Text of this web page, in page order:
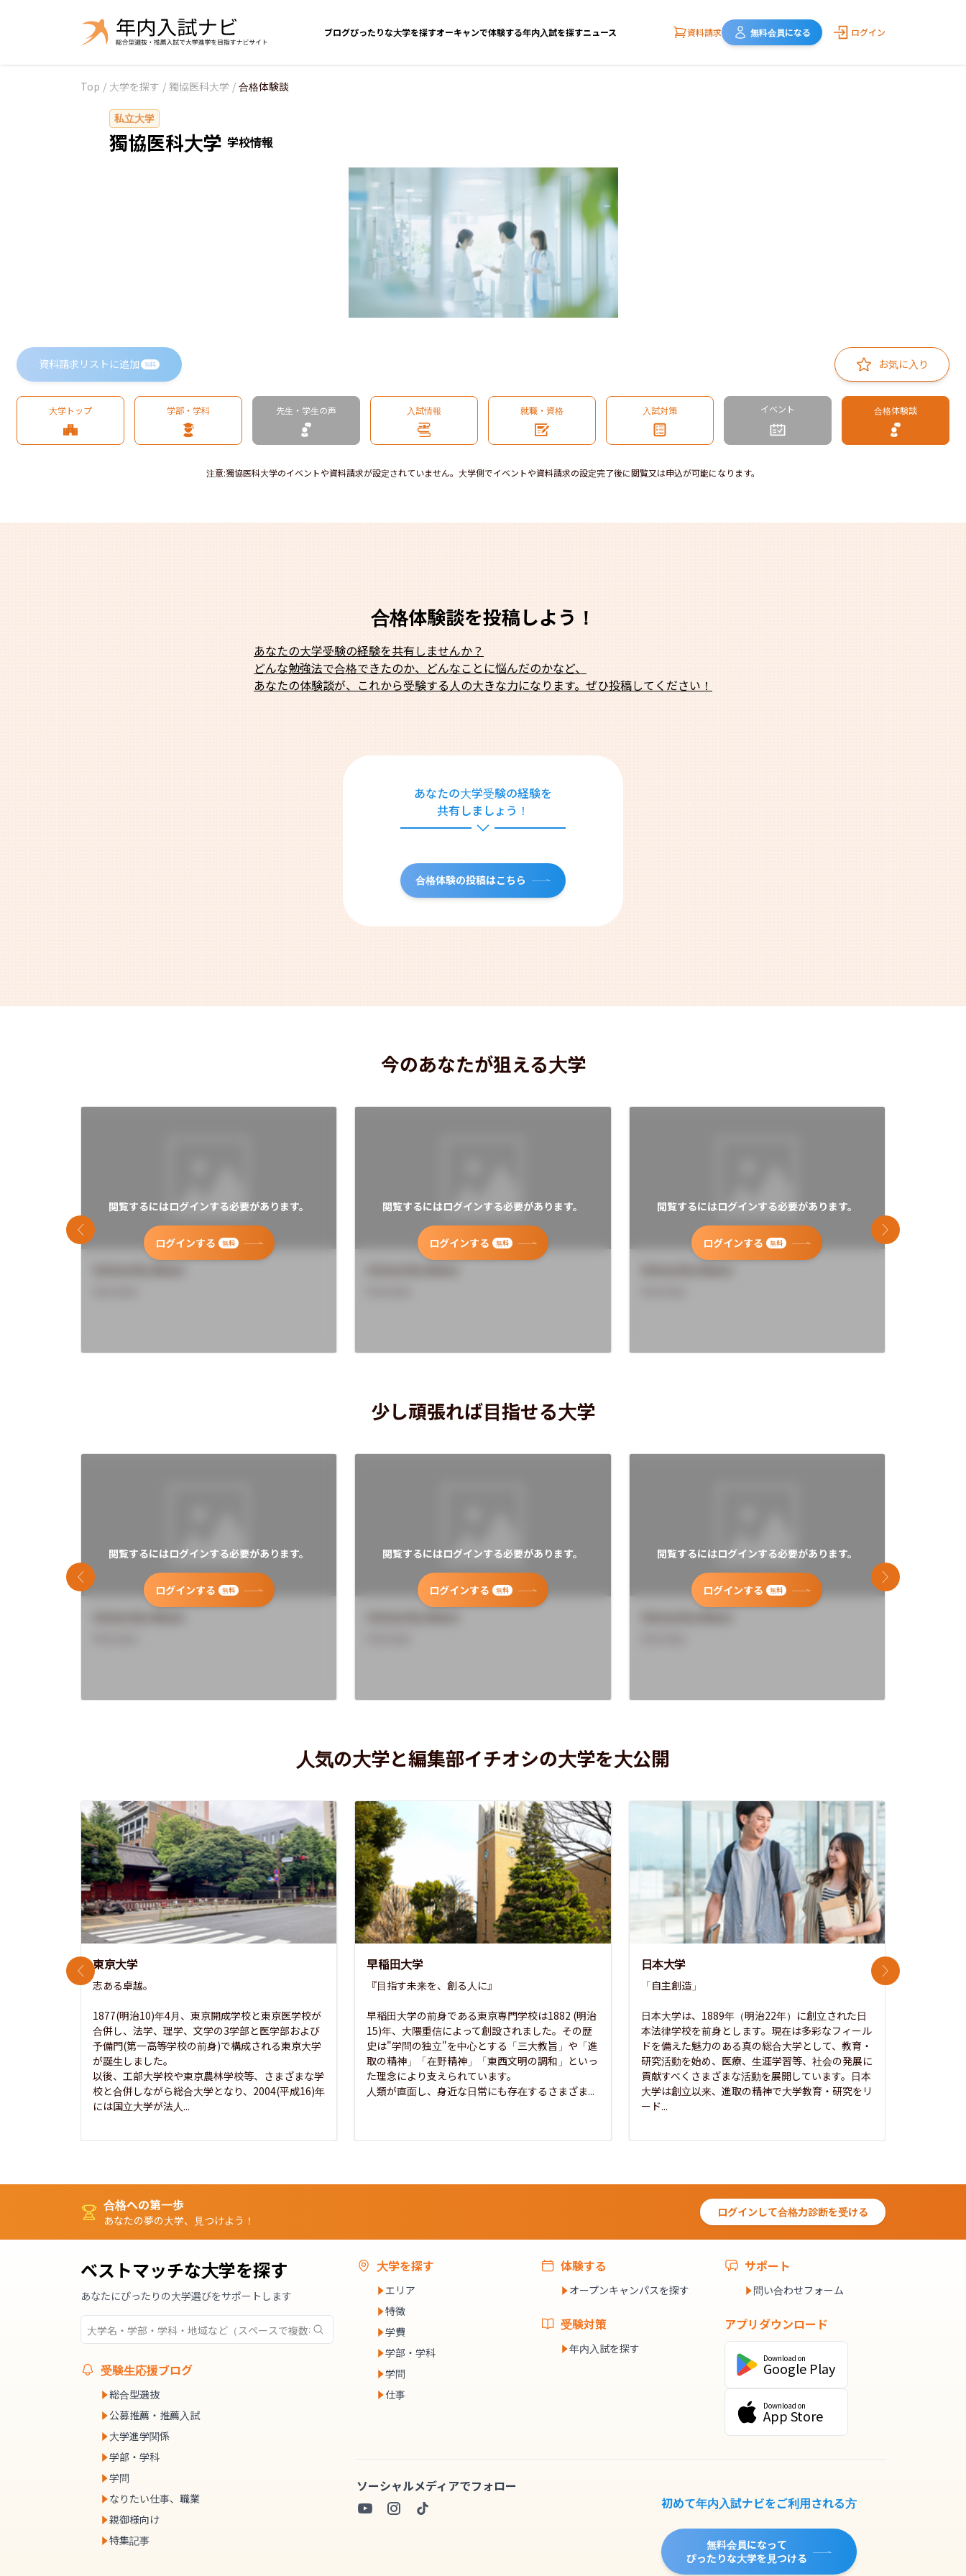
ブログぴったりな大学を探すオーキャンで体験する年内入試を探すニュース 資料請求 無料会員になる ログイン
Top / 大学を探す / 獨協医科大学 / 合格体験談
私立大学
獨協医科大学 学校情報
資料請求リストに追加 無料 お気に入り
大学トップ 学部・学科 先生・学生の声 入試情報 就職・資格 入試対策 イベント 合格体験談
注意:獨協医科大学のイベントや資料請求が設定されていません。大学側でイベントや資料請求の設定完了後に閲覧又は申込が可能になります。
合格体験談を投稿しよう！
あなたの大学受験の経験を共有しませんか？
どんな勉強法で合格できたのか、どんなことに悩んだのかなど、
あなたの体験談が、これから受験する人の大きな力になります。ぜひ投稿してください！
あなたの大学受験の経験を
共有しましょう！
合格体験の投稿はこちら
今のあなたが狙える大学
閲覧するにはログインする必要があります。
ログインする 無料
閲覧するにはログインする必要があります。
ログインする 無料
閲覧するにはログインする必要があります。
ログインする 無料
前のスライド 次のスライド
少し頑張れば目指せる大学
閲覧するにはログインする必要があります。
ログインする 無料
閲覧するにはログインする必要があります。
ログインする 無料
閲覧するにはログインする必要があります。
ログインする 無料
前のスライド 次のスライド
人気の大学と編集部イチオシの大学を大公開
東京大学
志ある卓越。
1877(明治10)年4月、東京開成学校と東京医学校が
合併し、法学、理学、文学の3学部と医学部および
予備門(第一高等学校の前身)で構成される東京大学
が誕生しました。
以後、工部大学校や東京農林学校等、さまざまな学
校と合併しながら総合大学となり、2004(平成16)年
には国立大学が法人...
早稲田大学
『目指す未来を、創る人に』
早稲田大学の前身である東京専門学校は1882 (明治
15)年、大隈重信によって創設されました。その歴
史は"学問の独立"を中心とする「三大教旨」や「進
取の精神」「在野精神」「東西文明の調和」といっ
た理念により支えられています。
人類が直面し、身近な日常にも存在するさまざま...
日本大学
「自主創造」
日本大学は、1889年（明治22年）に創立された日
本法律学校を前身とします。現在は多彩なフィール
ドを備えた魅力のある真の総合大学として、教育・
研究活動を始め、医療、生涯学習等、社会の発展に
貢献すべくさまざまな活動を展開しています。日本
大学は創立以来、進取の精神で大学教育・研究をリ
ード...
前のスライド 次のスライド
合格への第一歩
あなたの夢の大学、見つけよう！
ログインして合格力診断を受ける
ベストマッチな大学を探す
あなたにぴったりの大学選びをサポートします
受験生応援ブログ
総合型選抜
公募推薦・推薦入試
大学進学関係
学部・学科
学問
なりたい仕事、職業
親御様向け
特集記事
大学を探す
エリア
特徴
学費
学部・学科
学問
仕事
体験する
オープンキャンパスを探す
受験対策
年内入試を探す
サポート
問い合わせフォーム
アプリダウンロード
Download on
Google Play
Download on
App Store
ソーシャルメディアでフォロー
初めて年内入試ナビをご利用される方
無料会員になって
ぴったりな大学を見つける